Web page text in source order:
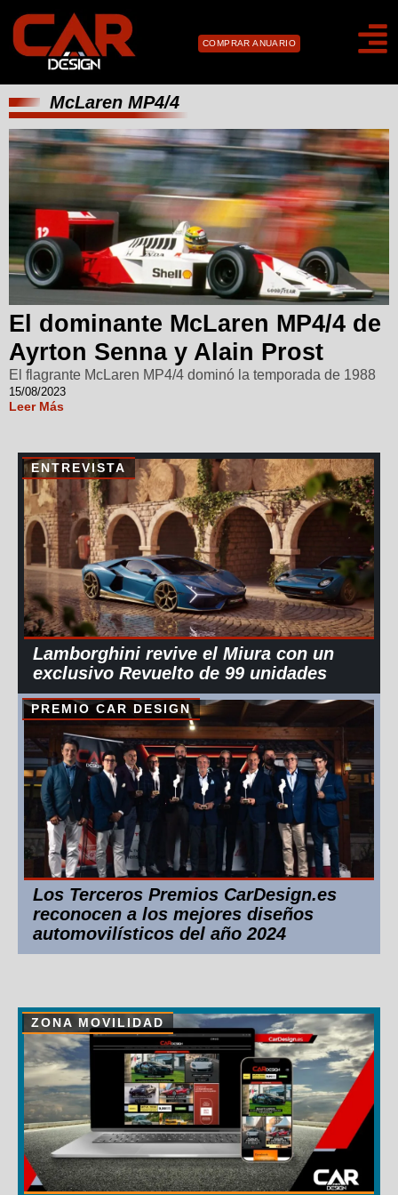
COMPRAR ANUARIO
McLaren MP4/4
El dominante McLaren MP4/4 de
Ayrton Senna y Alain Prost
El flagrante McLaren MP4/4 dominó la temporada de 1988
15/08/2023
Leer Más
ENTREVISTA
Lamborghini revive el Miura con un
exclusivo Revuelto de 99 unidades
PREMIO CAR DESIGN
Los Terceros Premios CarDesign.es
reconocen a los mejores diseños
automovilísticos del año 2024
ZONA MOVILIDAD